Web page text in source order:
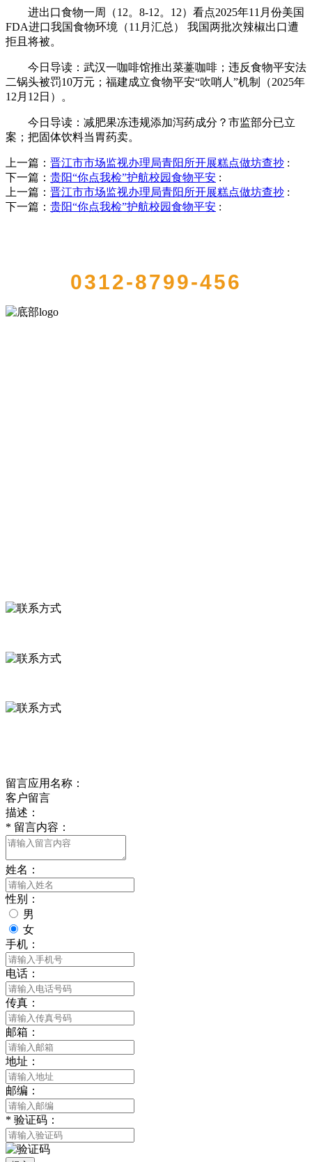
进出口食物一周（12。8-12。12）看点2025年11月份美国
FDA进口我国食物环境（11月汇总） 我国两批次辣椒出口遭
拒且将被。
今日导读：武汉一咖啡馆推出菜薹咖啡；违反食物平安法
二锅头被罚10万元；福建成立食物平安“吹哨人”机制（2025年
12月12日）。
今日导读：减肥果冻违规添加泻药成分？市监部分已立
案；把固体饮料当胃药卖。
上一篇： 晋江市市场监视办理局青阳所开展糕点做坊查抄 :
下一篇： 贵阳“你点我检”护航校园食物平安 :
上一篇： 晋江市市场监视办理局青阳所开展糕点做坊查抄 :
下一篇： 贵阳“你点我检”护航校园食物平安 :
0312-8799-456
留言应用名称：
客户留言
描述：
* 留言内容：
姓名：
性别：
男
女
手机：
电话：
传真：
邮箱：
地址：
邮编：
* 验证码：